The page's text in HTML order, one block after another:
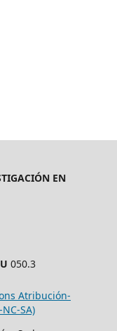
EN
050.3
Atribución-
SA)